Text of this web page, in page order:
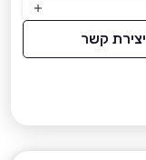
יצירת קשר